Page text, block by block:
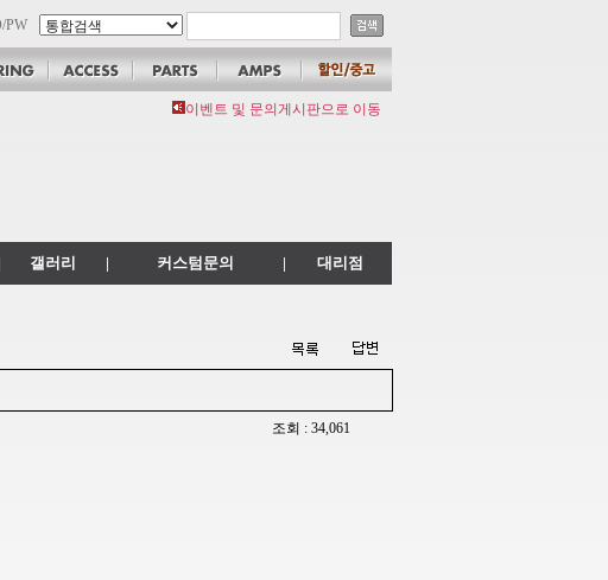
PW
이벤트 및 문의게시판으로 이동
갤러리 | 커스텀문의 | 대리점
조회 : 34,061